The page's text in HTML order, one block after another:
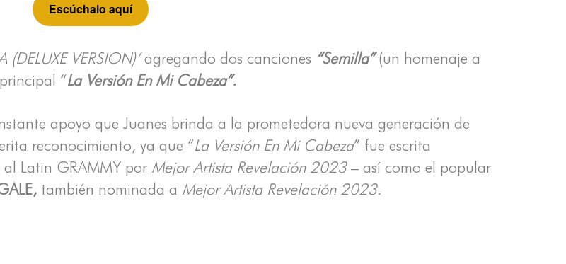
Escúchalo aquí
(DELUXE VERSION)’agregando dos canciones “Semilla”(un homenaje a
“La Versión En Mi Cabeza”.
apoyo que Juanes brinda a la prometedora nueva generación de
reconocimiento, ya que “La Versión En Mi Cabeza” fue escrita
Latin GRAMMY por Mejor Artista Revelación 2023– así como el popular
también nominada a Mejor Artista Revelación 2023.